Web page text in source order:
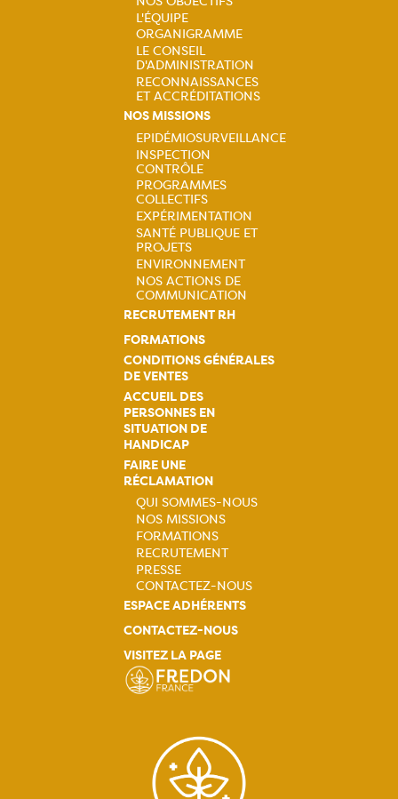
Navigation
principale
L'ÉQUIPE
ORGANIGRAMME
LE CONSEIL
D'ADMINISTRATION
RECONNAISSANCES
ET ACCRÉDITATIONS
NOS MISSIONS
Navigation
principale
EPIDÉMIOSURVEILLANCE
INSPECTION
CONTRÔLE
PROGRAMMES
COLLECTIFS
EXPÉRIMENTATION
SANTÉ PUBLIQUE ET
PROJETS
ENVIRONNEMENT
NOS ACTIONS DE
COMMUNICATION
RECRUTEMENT RH
FORMATIONS
CONDITIONS GÉNÉRALES
DE VENTES
ACCUEIL DES
PERSONNES EN
SITUATION DE
HANDICAP
FAIRE UNE
RÉCLAMATION
Navigation
principale
QUI SOMMES-NOUS
NOS MISSIONS
FORMATIONS
RECRUTEMENT
PRESSE
CONTACTEZ-NOUS
ESPACE ADHÉRENTS
CONTACTEZ-NOUS
VISITEZ LA PAGE